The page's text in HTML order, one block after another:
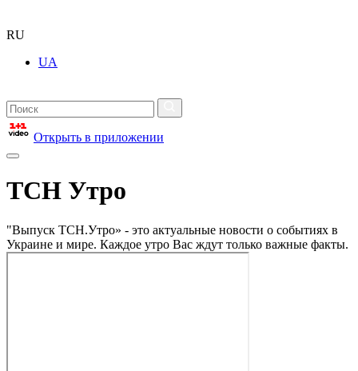
RU
UA
Открыть в приложении
ТСН Утро
"Выпуск ТСН.Утро» - это актуальные новости о событиях в
Украине и мире. Каждое утро Вас ждут только важные факты.